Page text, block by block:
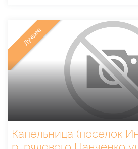
Лучшее
Капельница (поселок